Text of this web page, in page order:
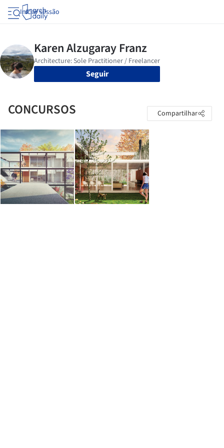
Iniciar sessão
Seguir
CONCURSOS Compartilhar